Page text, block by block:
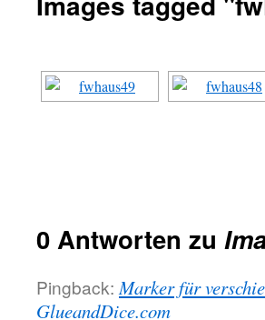
0 Antworten zu
Pingback: Marker für
GlueandDice.com